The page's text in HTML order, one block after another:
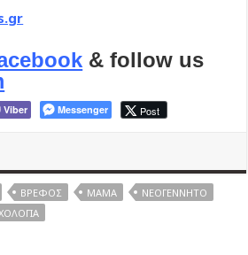
& follow us
Viber Messenger Post
ΒΡΈΦΟΣ ΜΑΜΆ
ΝΕΟΓΈΝΝΗΤΟ